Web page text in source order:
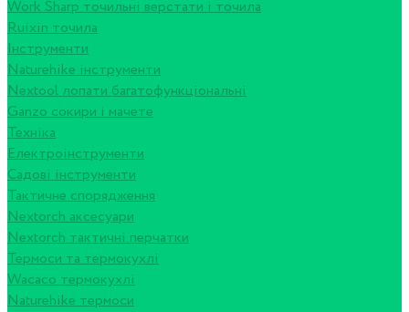
Work Sharp точильні верстати і точила
Ruixin точила
Інструменти
Naturehike інструменти
Nextool лопати багатофункціональні
Ganzo сокири і мачете
Техніка
Електроінструменти
Садові інструменти
Тактичне спорядження
Nextorch аксесуари
Nextorch тактичні перчатки
Термоси та термокухлі
Wacaco термокухлі
Naturehike термоси